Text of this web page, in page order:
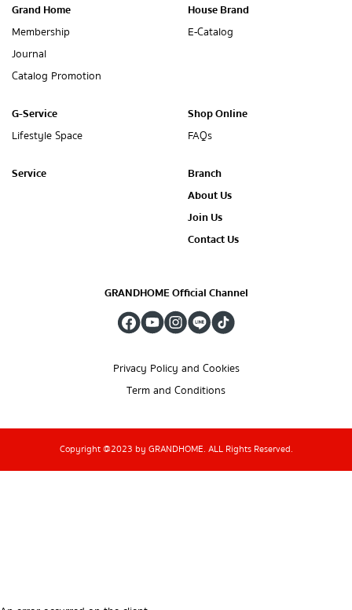
Grand Home
Membership
Journal
Catalog Promotion
House Brand
E-Catalog
G-Service
Lifestyle Space
Shop Online
FAQs
Service
Branch
About Us
Join Us
Contact Us
GRANDHOME Official Channel
Privacy Policy and Cookies
Term and Conditions
Copyright @2023 by GRANDHOME. ALL Rights Reserved.